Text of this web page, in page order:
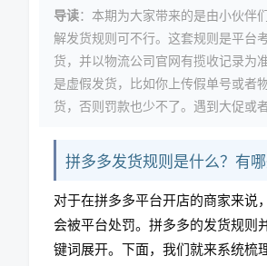
导读：本期为大家带来的是由小伙伴
解发货规则可不行。这套规则是平台
货，并以物流公司官网有揽收记录为
是虚假发货，比如你上传假单号或者
货，否则罚款也少不了。遇到大促或
拼多多发货规则是什么？有哪
对于在拼多多平台开店的商家来说
会被平台处罚。拼多多的发货规则
键词展开。下面，我们就来系统梳